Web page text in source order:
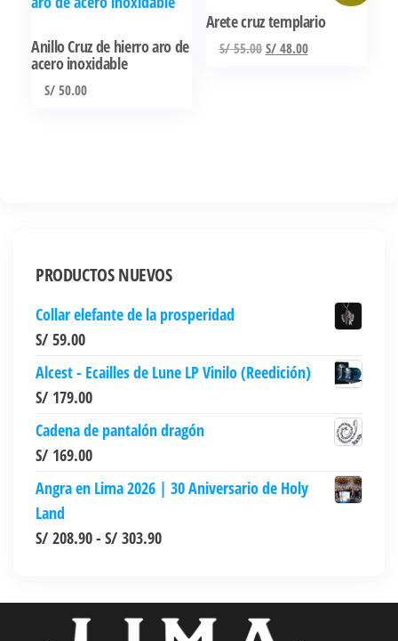
Anillo Cruz de hierro aro de
acero inoxidable
S/50.00
opciones
pueden
elegir
en
la
página
de
producto
Arete cruz templario
S/55.00 El
S/48.00El
PRODUCTOS NUEVOS
Collar elefante de la prosperidad
S/ 59.00
Alcest - Ecailles de Lune LP Vinilo (Reedición)
S/ 179.00
Cadena de pantalón dragón
S/ 169.00
Angra en Lima 2026 | 30 Aniversario de Holy
Land
S/ 208.90- S/ 303.90Rango